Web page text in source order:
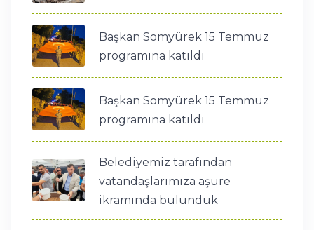
Başkan Somyürek 15 Temmuz
programına katıldı
Başkan Somyürek 15 Temmuz
programına katıldı
Belediyemiz tarafından
vatandaşlarımıza aşure
ikramında bulunduk